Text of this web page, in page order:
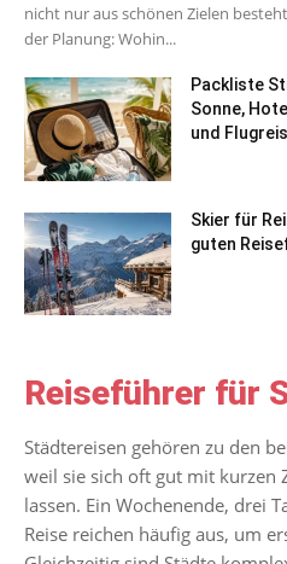
nicht nur aus schönen Zielen
der Planung: Wohin...
Packliste
Sonne,
und
Skier für
guten
Reiseführer für
Städtereisen gehören zu den
weil sie sich oft gut mit kurzen
lassen. Ein Wochenende, drei
Reise reichen häufig aus, um